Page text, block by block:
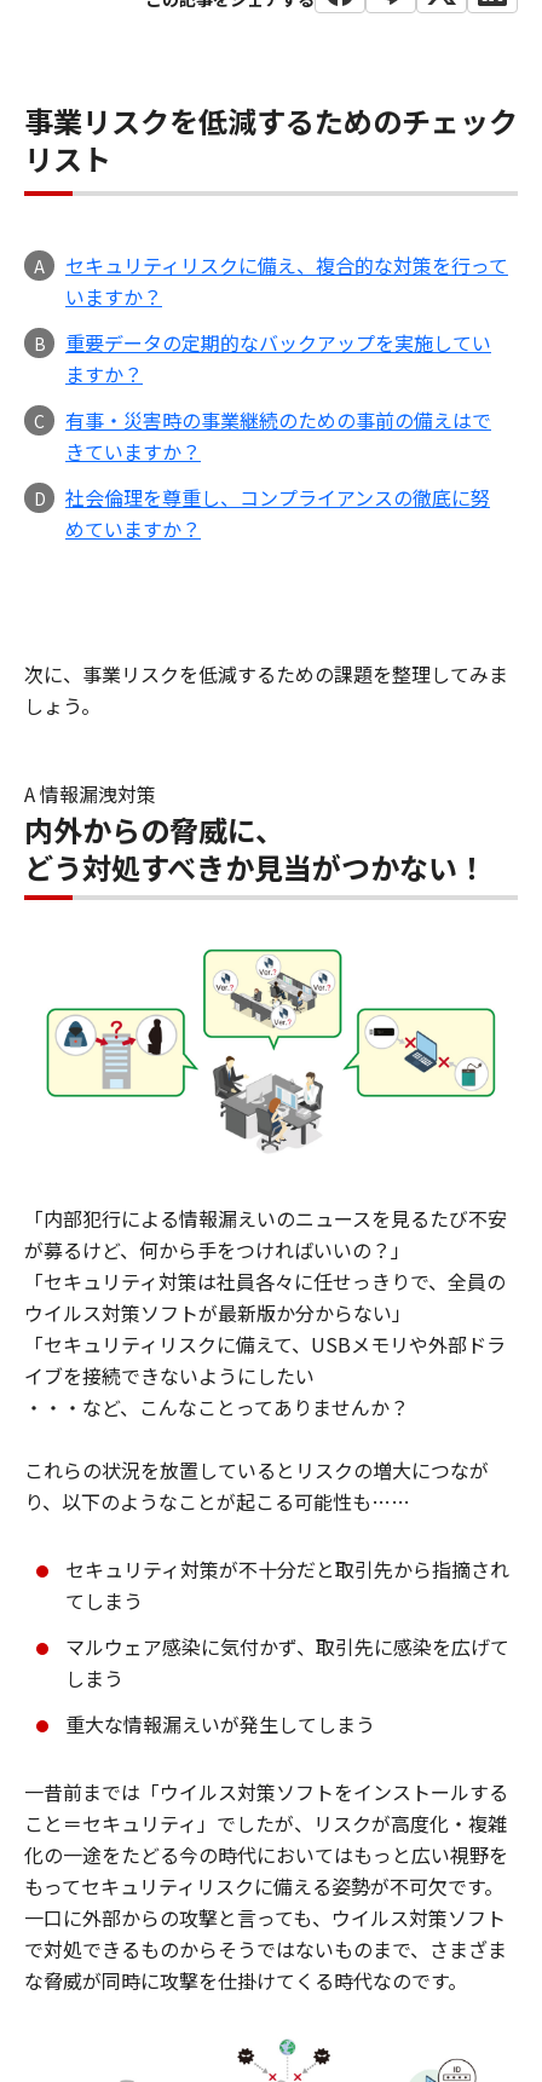
事業リスクを低減するためのチェック
リスト
A
セキュリティリスクに備え、複合的な対策を行って
いますか？
B
重要データの定期的なバックアップを実施してい
ますか？
C
有事・災害時の事業継続のための事前の備えはで
きていますか？
D
社会倫理を尊重し、コンプライアンスの徹底に努
めていますか？
次に、事業リスクを低減するための課題を整理してみま
しょう。
A 情報漏洩対策
内外からの脅威に、
どう対処すべきか見当がつかない！
「内部犯行による情報漏えいのニュースを見るたび不安
が募るけど、何から手をつければいいの？」
「セキュリティ対策は社員各々に任せっきりで、全員の
ウイルス対策ソフトが最新版か分からない」
「セキュリティリスクに備えて、USBメモリや外部ドラ
イブを接続できないようにしたい
・・・など、こんなことってありませんか？
これらの状況を放置しているとリスクの増大につなが
り、以下のようなことが起こる可能性も……
セキュリティ対策が不十分だと取引先から指摘され
てしまう
マルウェア感染に気付かず、取引先に感染を広げて
しまう
重大な情報漏えいが発生してしまう
一昔前までは「ウイルス対策ソフトをインストールする
こと＝セキュリティ」でしたが、リスクが高度化・複雑
化の一途をたどる今の時代においてはもっと広い視野を
もってセキュリティリスクに備える姿勢が不可欠です。
一口に外部からの攻撃と言っても、ウイルス対策ソフト
で対処できるものからそうではないものまで、さまざま
な脅威が同時に攻撃を仕掛けてくる時代なのです。